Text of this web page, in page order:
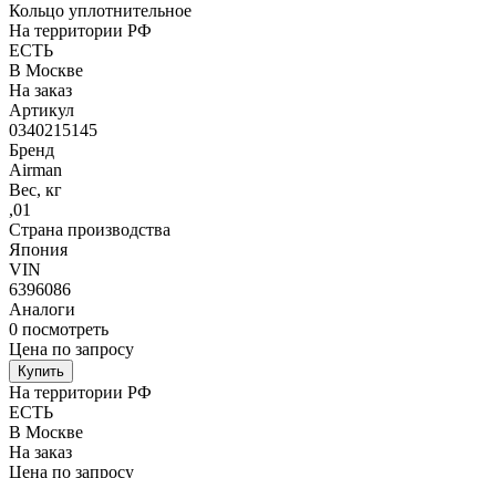
Кольцо уплотнительное
На территории РФ
ЕСТЬ
В Москве
На заказ
Артикул
0340215145
Бренд
Airman
Вес, кг
,01
Страна производства
Япония
VIN
6396086
Аналоги
0 посмотреть
Цена по запросу
Купить
На территории РФ
ЕСТЬ
В Москве
На заказ
Цена по запросу